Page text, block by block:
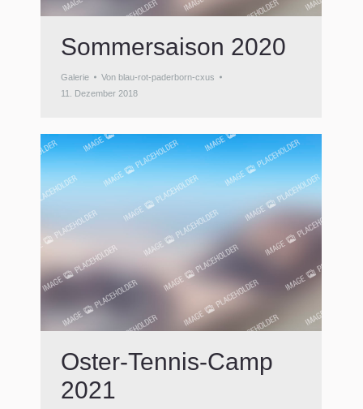
Sommersaison 2020
Galerie Von blau-rot-paderborn-cxus
11. Dezember 2018
Oster-Tennis-Camp
2021